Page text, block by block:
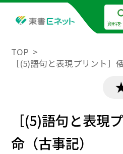
資料
TOP
［(5)語句と表現プリント］
［(5)語句と表現
命（古事記）